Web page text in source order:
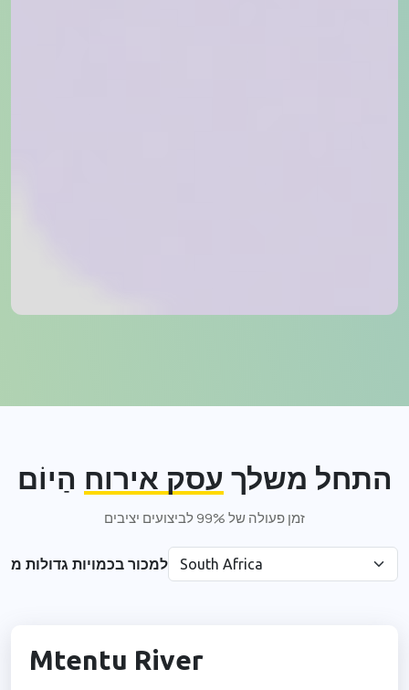
התחל משלך עסק אירוח הַיוֹם
זמן פעולה של 99% לביצועים יציבים
למכור בכמויות גדולות מ
Mtentu River